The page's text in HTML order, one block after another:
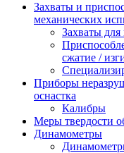
Захваты и
механических
Захваты
сжатие /
Приборы
оснастка
Калибры
Меры твердости
Динамометры